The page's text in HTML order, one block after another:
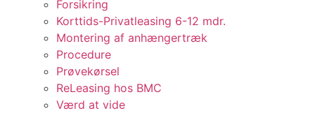
Forsikring
Korttids-Privatleasing 6-12 mdr.
Montering af anhængertræk
Procedure
Prøvekørsel
ReLeasing hos BMC
Værd at vide